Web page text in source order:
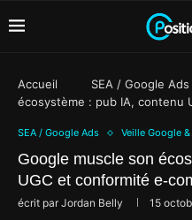
Accueil SEA / Google Ads
écosystème : pub IA, contenu
SEA / Google Ads Veille Google &
Google muscle son
UGC et conformité e-
écrit parJordan Belly 15